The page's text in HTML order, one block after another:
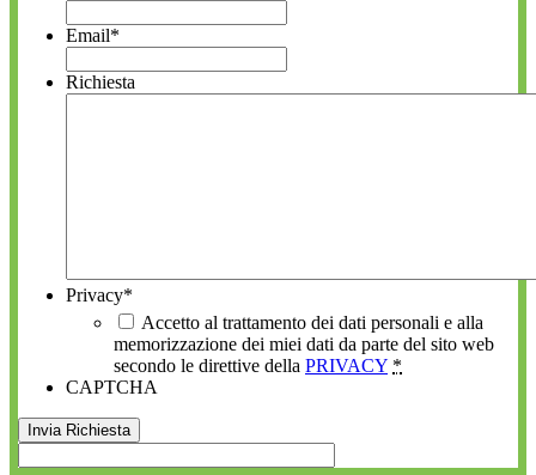
Email*
Richiesta
Privacy*
Accetto al trattamento dei dati personali e alla
memorizzazione dei miei dati da parte del sito web
secondo le direttive della PRIVACY *
CAPTCHA